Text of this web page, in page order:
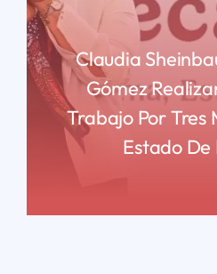
Claudia
Gómez
Trabajo Por Tres
Estado De